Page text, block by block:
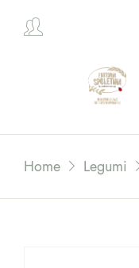
Hi,
Home Legumi